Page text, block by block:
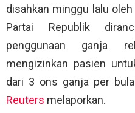
disahkan minggu lalu
Partai Republik
penggunaan ganja
mengizinkan pasien
dari 3 ons ganja per
Reuters melaporkan.